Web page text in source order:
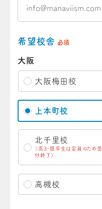
希望校舎 必須
大阪
大阪梅田校
上本町校
北千里校
（高3・既卒生は定員のため受
付終了）
高槻校